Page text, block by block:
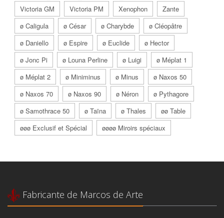
Victoria GM
Victoria PM Xenophon
Zante
ø Caligula
ø César ø Charybde
ø Cléopâtre
ø Daniello
ø Espire ø Euclide
ø Hector
ø Jonc Pi
ø Louna Perline ø Luigi
ø Méplat 1
ø Méplat 2
ø Miniminus ø Minus
ø Naxos 50
ø Naxos 70
ø Naxos 90 ø Néron
ø Pythagore
ø Samothrace 50
ø Taïna ø Thales
øø Table
øøø Exclusif et Spécial
øøøø Miroirs spéciaux
Fabricante de Marcos de Arte